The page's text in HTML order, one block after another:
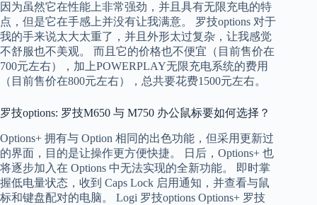
因为虽然它在性能上非常强劲，并且具有无限充电的特
点，但是它在手感上并没有让我满意。 罗技options 对于
我的手来说太大太重了，并且外形太过复杂，让我感觉
不舒服也不美观。 而且它的价格也不便宜（目前售价在
700元左右），加上POWERPLAY无限充电系统的费用
（目前售价在800元左右），总共要花费1500元左右。
罗技options: 罗技M650 与 M750 办公鼠标要如何选择？
Options+ 拥有与 Option 相同的出色功能，但采用更新过
的界面，目的是让操作更方便快捷。 日后，Options+ 也
将逐步加入在 Options 中无法实现的全新功能。 即时掌
握低电量状态，收到 Caps Lock 启用通知，并查看与鼠
标和键盘配对的电脑。 Logi 罗技options Options+ 罗技